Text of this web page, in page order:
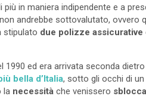
in maniera indipendente e a
andrebbe sottovalutato, ovvero
stipulato due polizze assicurative
1990 ed era arrivata seconda
bella d’Italia, sotto gli occhi di
la necessità che venissero